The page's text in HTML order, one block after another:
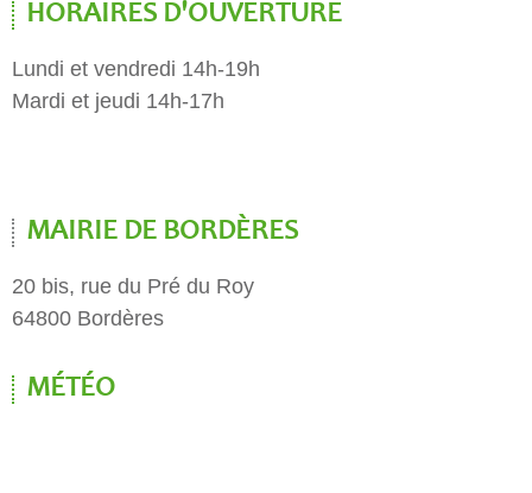
HORAIRES D'OUVERTURE
Lundi et vendredi 14h-19h
Mardi et jeudi 14h-17h
MAIRIE DE BORDÈRES
20 bis, rue du Pré du Roy
64800 Bordères
MÉTÉO